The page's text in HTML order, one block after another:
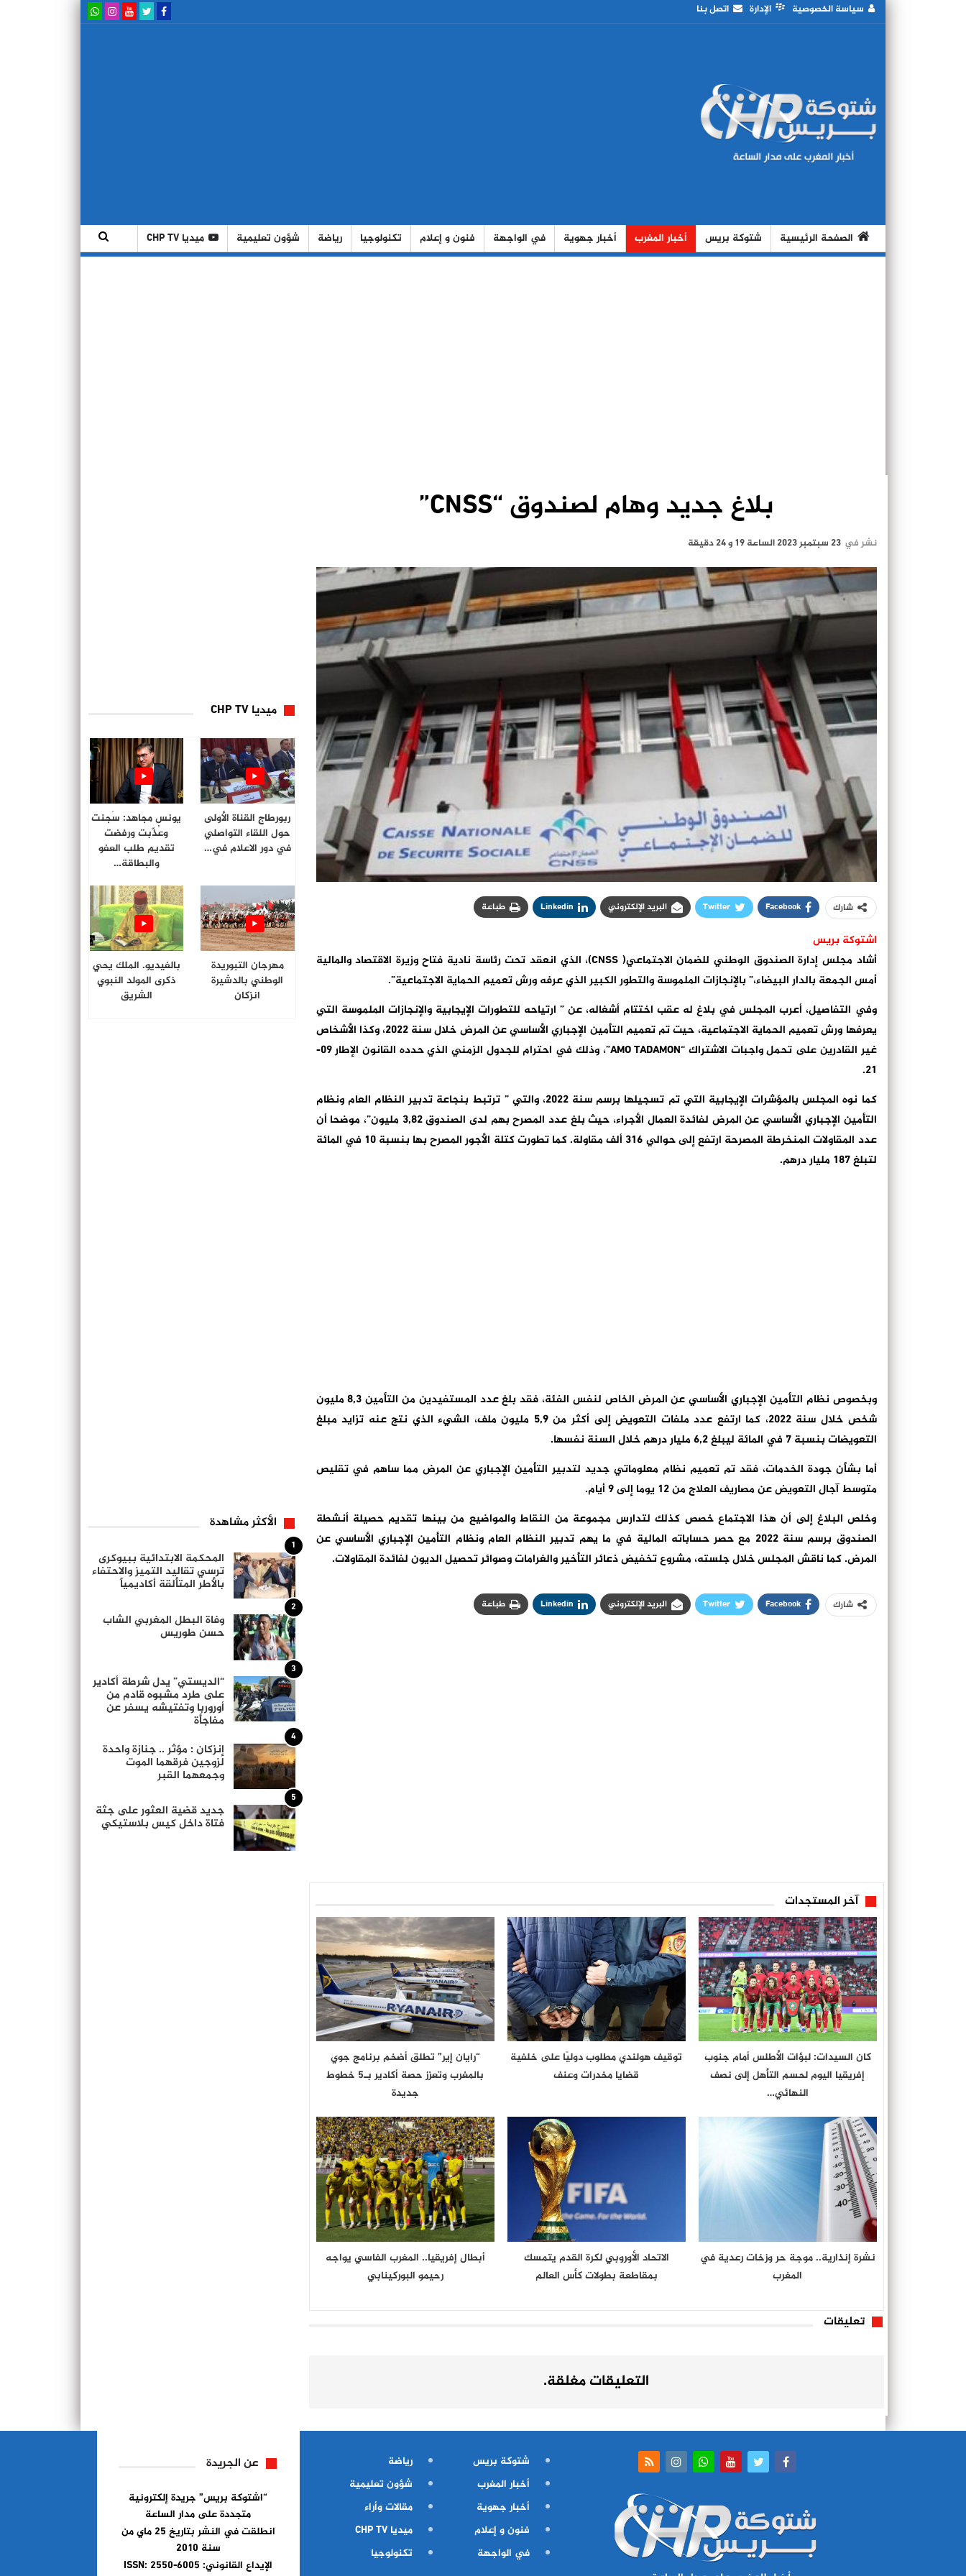
سياسة الخصوصية الإدارة اتصل بنا
الصفحة الرئيسية شتوكة بريس أخبار المغرب أخبار جهوية في الواجهة فنون و إعلام تكنولوجيا رياضة شؤون تعليمية ميديا CHP TV
بلاغ جديد وهام لصندوق “CNSS”
نشر في 23 سبتمبر 2023 الساعة 19 و 24 دقيقة
شارك Facebook
Twitter البريد الإلكتروني Linkedin طباعة
اشتوكة بريس
أشاد مجلس إدارة الصندوق الوطني للضمان الاجتماعي( CNSS)، الذي انعقد تحت رئاسة نادية فتاح وزيرة الاقتصاد والمالية
أمس الجمعة بالدار البيضاء،” بالإنجازات الملموسة والتطور الكبير الذي عرفه ورش تعميم الحماية الاجتماعية”.
وفي التفاصيل، أعرب المجلس في بلاغ له عقب اختتام أشغاله، عن ” ارتياحه للتطورات الإيجابية والإنجازات الملموسة التي
يعرفها ورش تعميم الحماية الاجتماعية، حيت تم تعميم التأمين الإجباري الأساسي عن المرض خلال سنة 2022، وكذا الأشخاص
غير القادرين على تحمل واجبات الاشتراك “AMO TADAMON”، وذلك في احترام للجدول الزمني الذي حدده القانون الإطار 09-
21.
كما نوه المجلس بالمؤشرات الإيجابية التي تم تسجيلها برسم سنة 2022، والتي ” ترتبط بنجاعة تدبير النظام العام ونظام
التأمين الإجباري الأساسي عن المرض لفائدة العمال الأجراء، حيث بلغ عدد المصرح بهم لدى الصندوق 3,82 مليون”، موضحا أن
عدد المقاولات المنخرطة المصرحة ارتفع إلى حوالي 316 ألف مقاولة. كما تطورت كتلة الأجور المصرح بها بنسبة 10 في المائة
لتبلغ 187 مليار درهم.
وبخصوص نظام التأمين الإجباري الأساسي عن المرض الخاص لنفس الفئة، فقد بلغ عدد المستفيدين من التأمين 8,3 مليون
شخص خلال سنة 2022، كما ارتفع عدد ملفات التعويض إلى أكثر من 5,9 مليون ملف، الشيء الذي نتج عنه تزايد مبلغ
التعويضات بنسبة 7 في المائة ليبلغ 6,2 مليار درهم خلال السنة نفسها.
أما بشأن جودة الخدمات، فقد تم تعميم نظام معلوماتي جديد لتدبير التأمين الإجباري عن المرض مما ساهم في تقليص
متوسط آجال التعويض عن مصاريف العلاج من 12 يوما إلى 9 أيام.
وخلص البلاغ إلى أن هذا الاجتماع خصص كذلك لتدارس مجموعة من النقاط والمواضيع من بينها تقديم حصيلة أنشطة
الصندوق برسم سنة 2022 مع حصر حساباته المالية في ما يهم تدبير النظام العام ونظام التأمين الإجباري الأساسي عن
المرض. كما ناقش المجلس خلال جلسته، مشروع تخفيض ذعائر التأخير والغرامات وصوائر تحصيل الديون لفائدة المقاولات.
شارك Facebook
Twitter البريد الإلكتروني Linkedin طباعة
آخر المستجدات
كان السيدات: لبؤات الأطلس أمام جنوب
إفريقيا اليوم لحسم التأهل إلى نصف
النهائي…
توقيف هولندي مطلوب دوليًا على خلفية
قضايا مخدرات وعنف
“رايان إير” تطلق أضخم برنامج جوي
بالمغرب وتعزز حصة أكادير بـ5 خطوط
جديدة
نشرة إنذارية.. موجة حر وزخات رعدية في
المغرب
الاتحاد الأوروبي لكرة القدم يتمسك
بمقاطعة بطولات كأس العالم
أبطال إفريقيا.. المغرب الفاسي يواجه
رحيمو البوركينابي
تعليقات
التعليقات مغلقة.
ميديا CHP TV
ربورطاج القناة الأولى
حول اللقاء التواصلي
في دور الاعلام في…
يونس مجاهد: سُجنت
وعُذّبت ورفضت
تقديم طلب العفو
والبطاقة…
مهرجان التبوريدة
الوطني بالدشيرة
انزكان
بالفيديو. الملك يحي
ذكرى المولد النبوي
الشريق
الأكثر مشاهدة
1
المحكمة الابتدائية ببيوكرى
ترسي تقاليد التميز والاحتفاء
بالأطر المتألقة أكاديمياً
2
وفاة البطل المغربي الشاب
حسن طوريس
3
“الديستي” يدل شرطة أكادير
على طرد مشبوه قادم من
أوروربا وتفتيشه يسفر عن
مفاجأة
4
إنزكان : مؤثر .. جنازة واحدة
لزوجين فرقهما الموت
وجمعهما القبر
5
جديد قضية العثور على جثة
فتاة داخل كيس بلاستيكي
شتوكة بريس
أخبار المغرب
أخبار جهوية
فنون و إعلام
في الواجهة
رياضة
شؤون تعليمية
مقالات وأراء
ميديا CHP TV
تكنولوجيا
عن الجريدة
“اشتوكة بريس” جريدة إلكترونية
متجددة على مدار الساعة
انطلقت في النشر بتاريخ 25 ماي من
سنة 2010
الإيداع القانوني: ISSN: 2550-6005